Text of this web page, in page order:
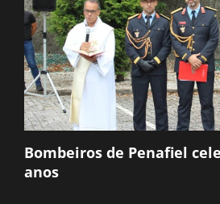
Bombeiros de Penafiel
anos